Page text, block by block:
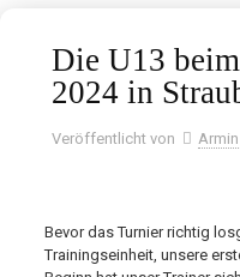
Die U13
2024 in
Veröffentlicht von Armin
Bevor das Turnier richtig
Trainingseinheit, unsere